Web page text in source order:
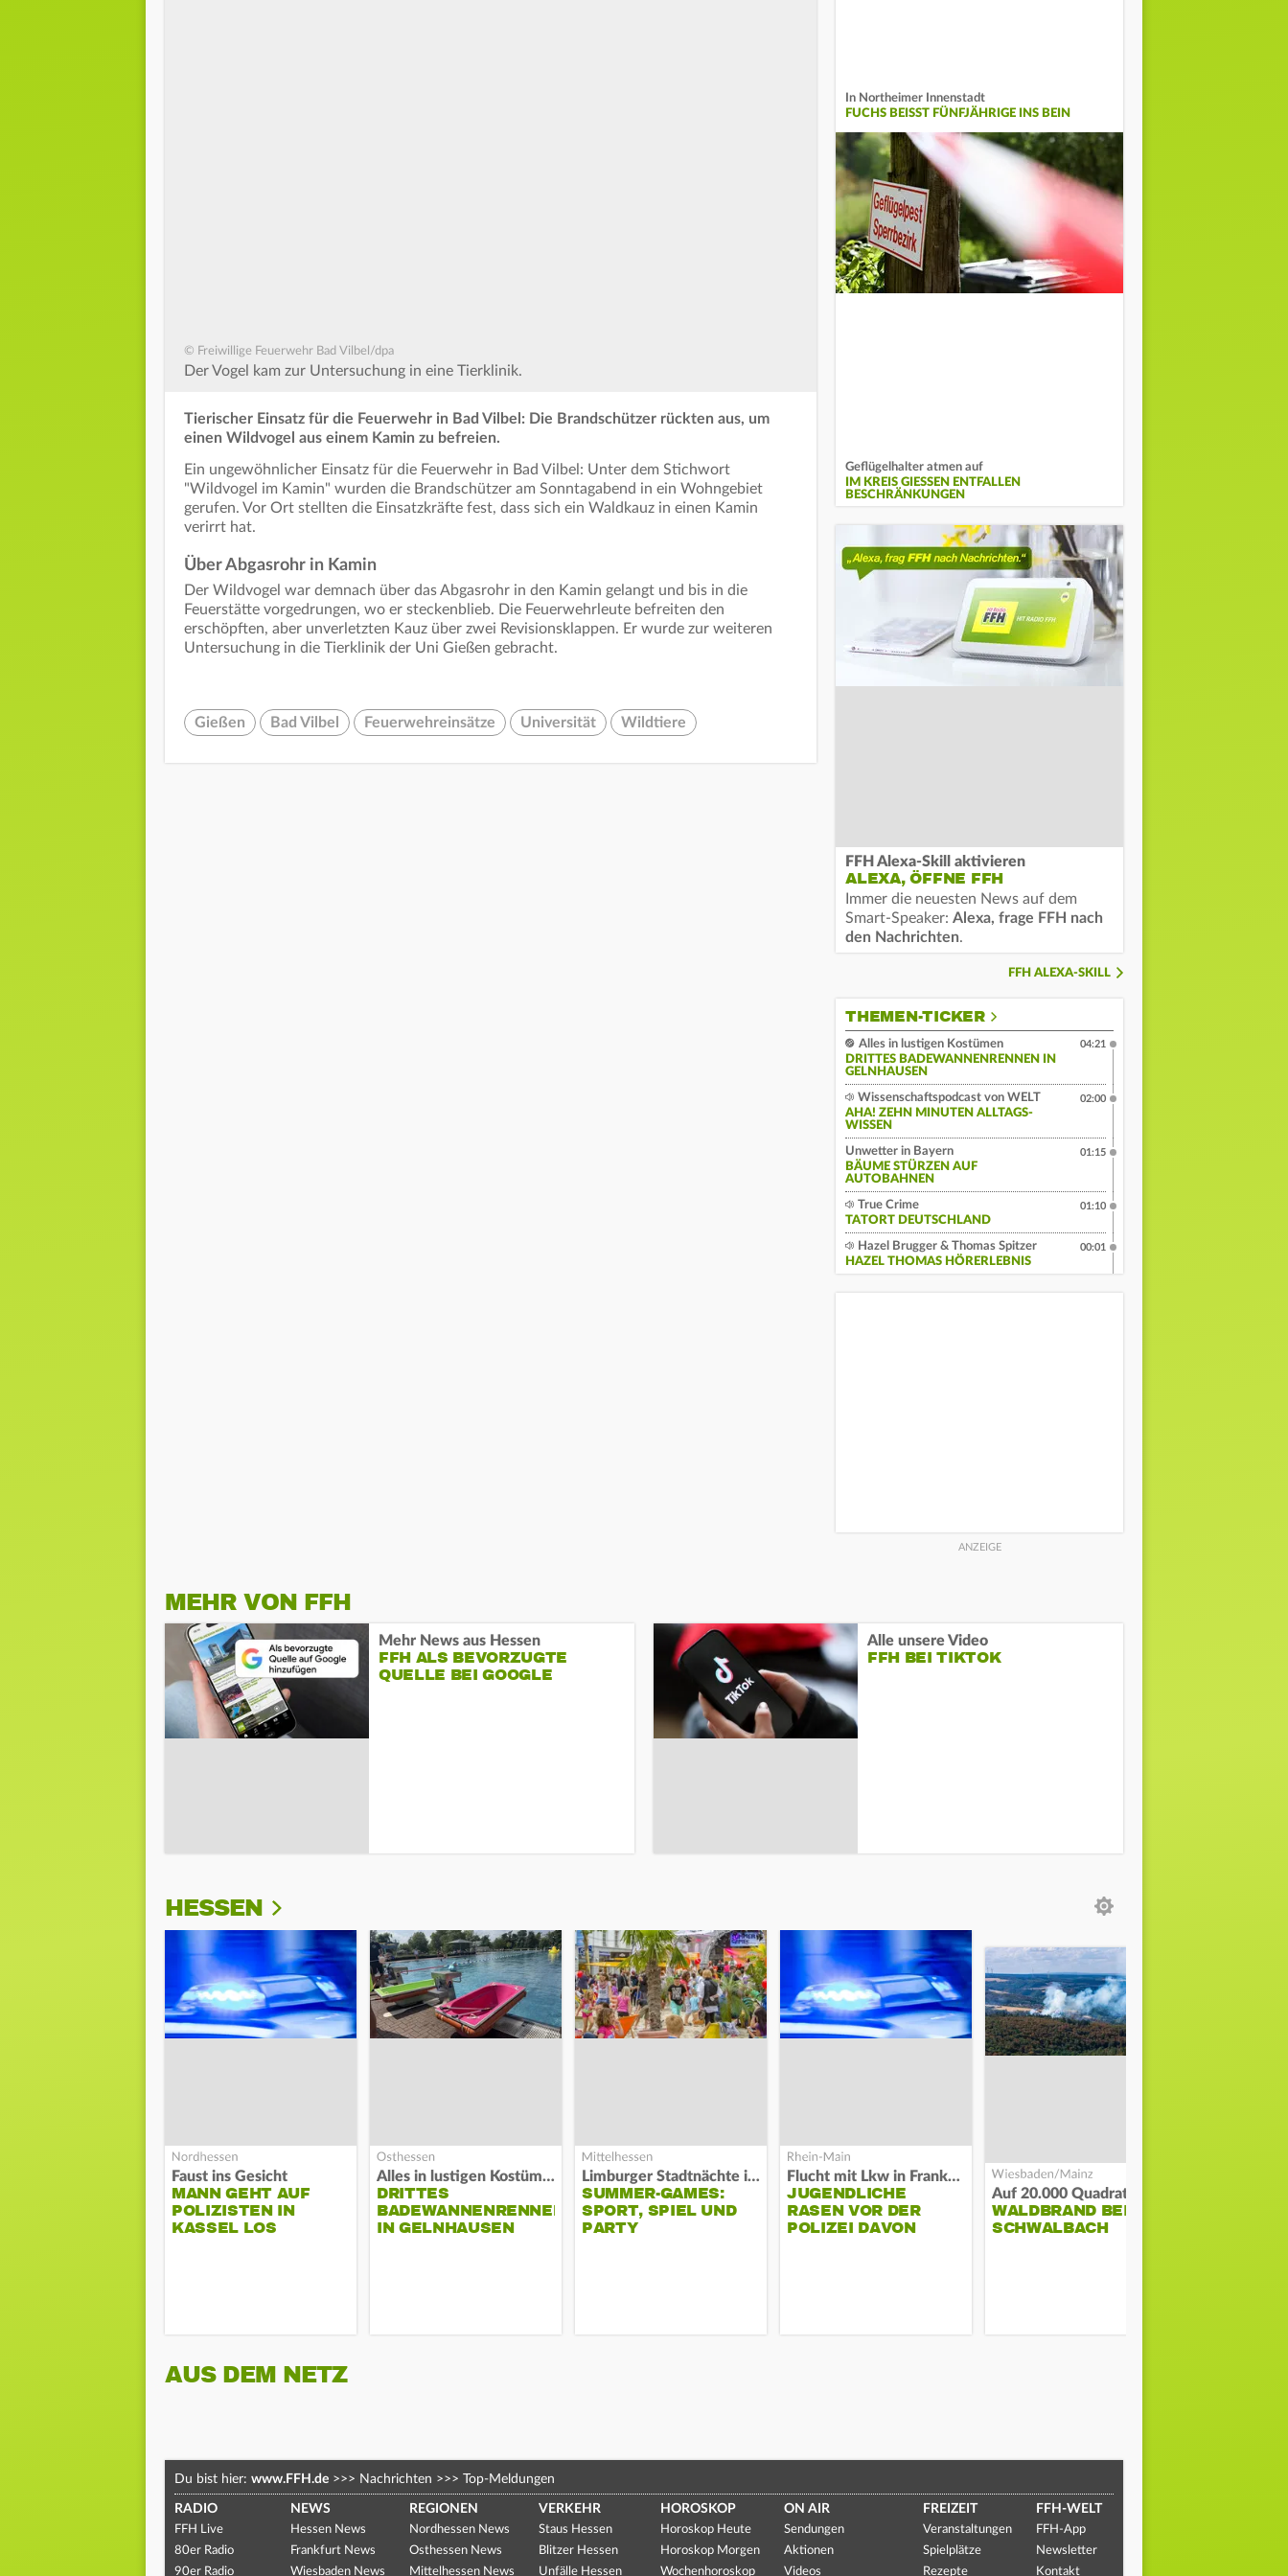
© Freiwillige Feuerwehr Bad Vilbel/dpa
Der Vogel kam zur Untersuchung in eine Tierklinik.
Tierischer Einsatz für die Feuerwehr in Bad Vilbel: Die Brandschützer rückten aus, um
einen Wildvogel aus einem Kamin zu befreien.
Ein ungewöhnlicher Einsatz für die Feuerwehr in Bad Vilbel: Unter dem Stichwort
"Wildvogel im Kamin" wurden die Brandschützer am Sonntagabend in ein Wohngebiet
gerufen. Vor Ort stellten die Einsatzkräfte fest, dass sich ein Waldkauz in einen Kamin
verirrt hat.
Über Abgasrohr in Kamin
Der Wildvogel war demnach über das Abgasrohr in den Kamin gelangt und bis in die
Feuerstätte vorgedrungen, wo er steckenblieb. Die Feuerwehrleute befreiten den
erschöpften, aber unverletzten Kauz über zwei Revisionsklappen. Er wurde zur weiteren
Untersuchung in die Tierklinik der Uni Gießen gebracht.
Gießen Bad Vilbel Feuerwehreinsätze Universität Wildtiere
In Northeimer Innenstadt
FUCHS BEISST FÜNFJÄHRIGE INS BEIN
Geflügelhalter atmen auf
IM KREIS GIESSEN ENTFALLEN B
ESCHRÄNKUNGEN
FFH Alexa-Skill aktivieren
ALEXA, ÖFFNE FFH
Immer die neuesten News auf dem
Smart-Speaker: Alexa, frage FFH nach
den Nachrichten.
FFH ALEXA-SKILL
THEMEN-TICKER
Alles in lustigen Kostümen
DRITTES BADEWANNENRENNEN IN
GELNHAUSEN
04:21
Wissenschaftspodcast von WELT
AHA! ZEHN MINUTEN ALLTAGS-
WISSEN
02:00
Unwetter in Bayern
BÄUME STÜRZEN AUF
AUTOBAHNEN
01:15
True Crime
TATORT DEUTSCHLAND
01:10
Hazel Brugger & Thomas Spitzer
HAZEL THOMAS HÖRERLEBNIS
00:01
MEHR VON FFH
Mehr News aus Hessen
FFH ALS BEVORZUGTE
QUELLE BEI GOOGLE
Alle unsere Video
FFH BEI TIKTOK
HESSEN
Faust ins Gesicht
MANN GEHT AUF
POLIZISTEN IN
KASSEL LOS
Alles in lustigen Kostümen
DRITTES
BADEWANNENRENNEN
IN GELNHAUSEN
Limburger Stadtnächte im Sand
SUMMER-GAMES:
SPORT, SPIEL UND
PARTY
Flucht mit Lkw in Frankfurt
JUGENDLICHE
RASEN VOR DER
POLIZEI DAVON
WALDBRAND BEI BAD
SCHWALBACH
AUS DEM NETZ
Du bist hier: www.FFH.de >>> Nachrichten >>> Top-Meldungen
RADIO
FFH Live
80er Radio
90er Radio
NEWS
Hessen News
Frankfurt News
Wiesbaden News
REGIONEN
Nordhessen News
Osthessen News
Mittelhessen News
VERKEHR
Staus Hessen
Blitzer Hessen
Unfälle Hessen
HOROSKOP
Horoskop Heute
Horoskop Morgen
Wochenhoroskop
ON AIR
Sendungen
Aktionen
Videos
FREIZEIT
Veranstaltungen
Spielplätze
Rezepte
FFH-WELT
FFH-App
Newsletter
Kontakt